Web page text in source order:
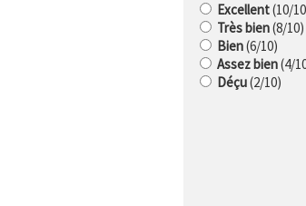
Excellent(10/
Très bien(8/10)
Bien(6/10)
Assez bien(4/
Déçu(2/10)